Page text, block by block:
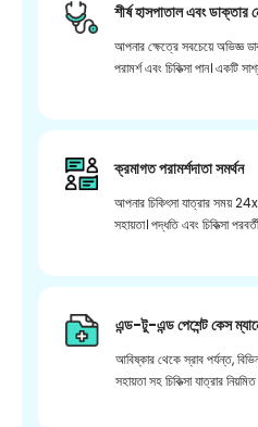
শীর্ষ হাসপাতাল এবং ডাক্তার
আপনার ক্ষেত্রে সবচেয়ে অভিজ্ঞ
পরামর্শ এবং চিকিত্সা পান। একটি
ক্রমাগত পরামর্শদাতা সমর্থন
আপনার চিকিৎসা যাত্রার সময়
সহায়তা। পদ্ধতি এবং চিকিত্সা
এন্ড-টু-এন্ড পেশেন্ট কেস
আবিষ্কার থেকে স্রাব পর্যন্ত,
সহায়তা সহ চিকিত্সা যাত্রার